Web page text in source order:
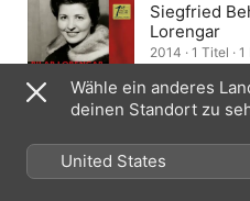
Siegfried
Lorengar
2014 · 1 Titel ·
Baltimore
Wähle ein anderes
deinen Standort zu
United States